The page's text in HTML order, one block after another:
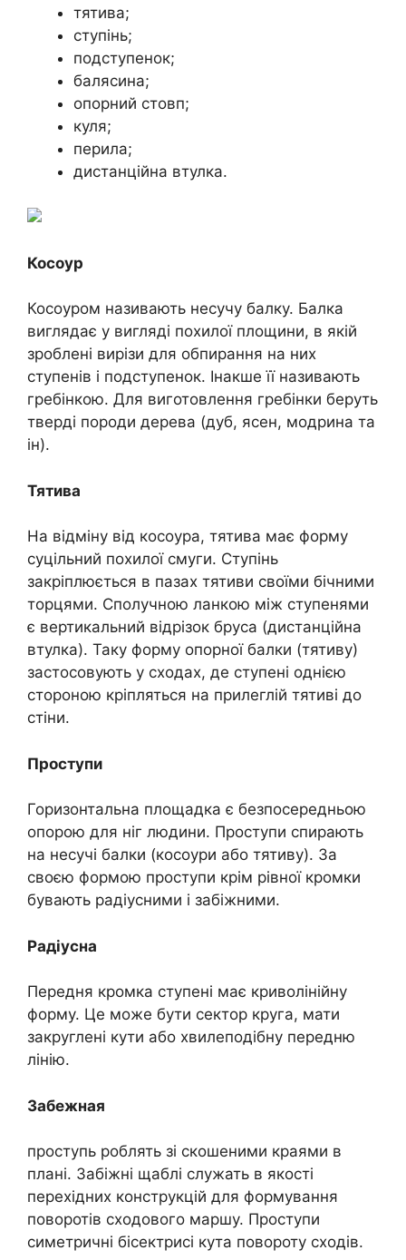
тятива;
ступінь;
подступенок;
балясина;
опорний стовп;
куля;
перила;
дистанційна втулка.
Косоур
Косоуром називають несучу балку. Балка
виглядає у вигляді похилої площини, в якій
зроблені вирізи для обпирання на них
ступенів і подступенок. Інакше її називають
гребінкою. Для виготовлення гребінки беруть
тверді породи дерева (дуб, ясен, модрина та
ін).
Тятива
На відміну від косоура, тятива має форму
суцільний похилої смуги. Ступінь
закріплюється в пазах тятиви своїми бічними
торцями. Сполучною ланкою між ступенями
є вертикальний відрізок бруса (дистанційна
втулка). Таку форму опорної балки (тятиву)
застосовують у сходах, де ступені однією
стороною кріпляться на прилеглій тятиві до
стіни.
Проступи
Горизонтальна площадка є безпосередньою
опорою для ніг людини. Проступи спирають
на несучі балки (косоури або тятиву). За
своєю формою проступи крім рівної кромки
бувають радіусними і забіжними.
Радіусна
Передня кромка ступені має криволінійну
форму. Це може бути сектор круга, мати
закруглені кути або хвилеподібну передню
лінію.
Забежная
проступь роблять зі скошеними краями в
плані. Забіжні щаблі служать в якості
перехідних конструкцій для формування
поворотів сходового маршу. Проступи
симетричні бісектрисі кута повороту сходів.